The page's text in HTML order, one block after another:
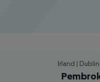
Irland |